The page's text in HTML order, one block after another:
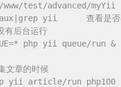
test/advanced/myYii
yii      查看是
有后台运行
php yii queue/run &
文章的时候
yii article/run php100